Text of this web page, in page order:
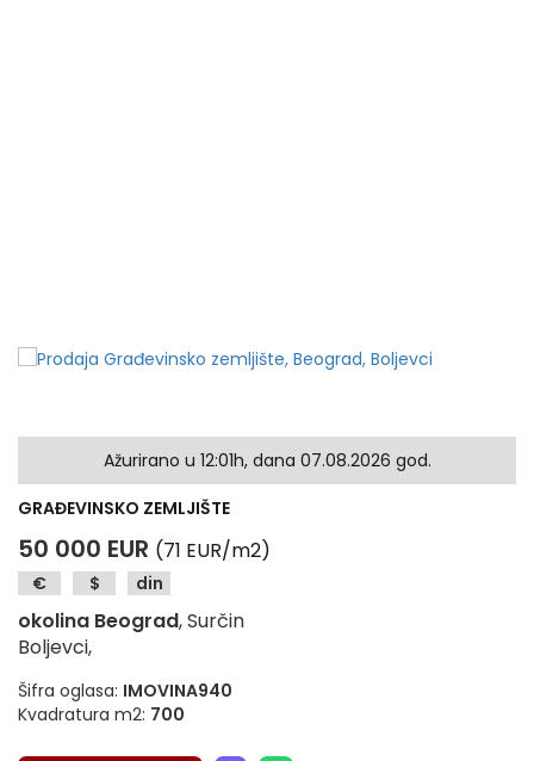
Ažurirano u 12:01h, dana 07.08.2026 god.
GRAĐEVINSKO ZEMLJIŠTE
50 000 EUR (71 EUR/m2)
€ $ din
okolina Beograd, Surčin
Boljevci,
Šifra oglasa: IMOVINA940
Kvadratura m2: 700